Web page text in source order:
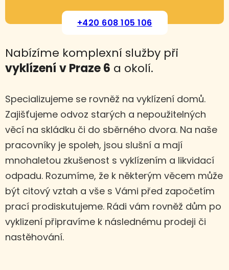
+420 608 105 106
Nabízíme komplexní služby při
vyklízení v Praze 6 a okolí.
Specializujeme se rovněž na vyklízení domů.
Zajišťujeme odvoz starých a nepoužitelných
věcí na skládku či do sběrného dvora. Na naše
pracovníky je spoleh, jsou slušní a mají
mnohaletou zkušenost s vyklízením a likvidací
odpadu. Rozumíme, že k některým věcem může
být citový vztah a vše s Vámi před započetím
prací prodiskutujeme. Rádi vám rovněž dům po
vyklizení připravíme k následnému prodeji či
nastěhování.